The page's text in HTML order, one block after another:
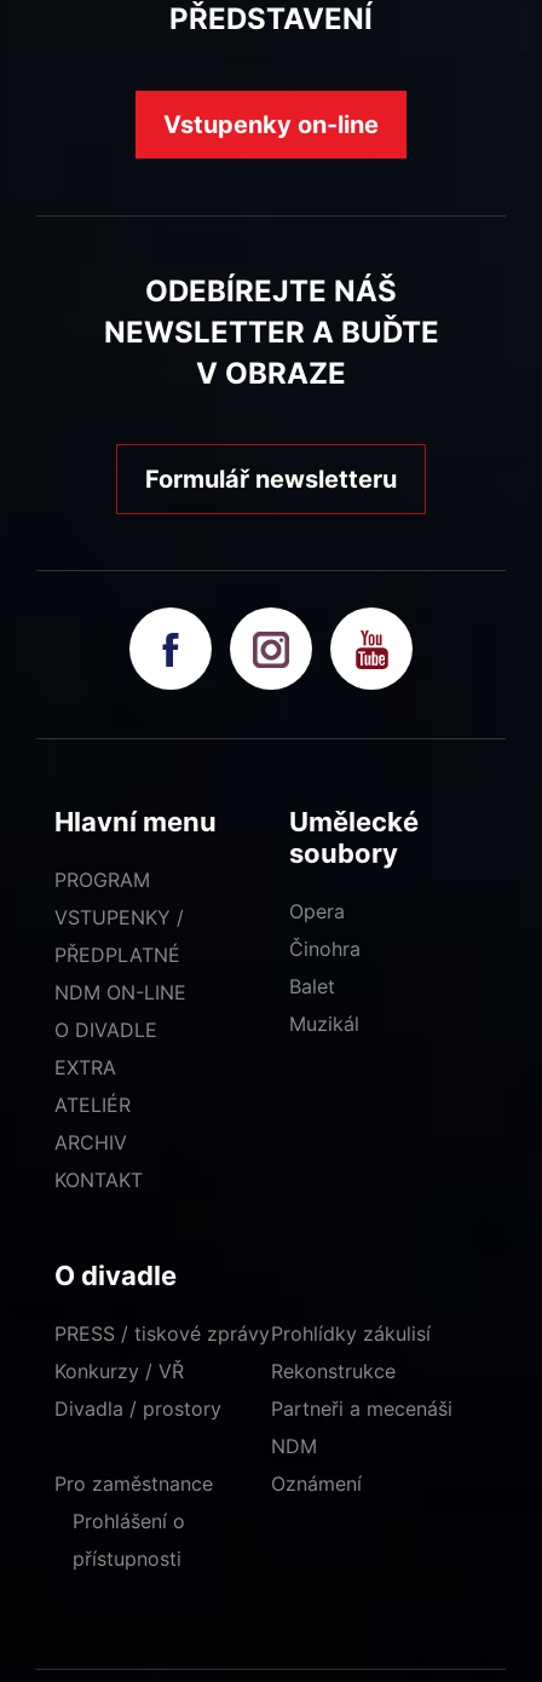
PŘEDSTAVENÍ
Vstupenky on-line
ODEBÍREJTE NÁŠ
NEWSLETTER A BUĎTE
V OBRAZE
Formulář newsletteru
Hlavní menu
PROGRAM
VSTUPENKY /
PŘEDPLATNÉ
NDM ON-LINE
O DIVADLE
EXTRA
ATELIÉR
ARCHIV
KONTAKT
Umělecké
soubory
Opera
Činohra
Balet
Muzikál
O divadle
PRESS / tiskové zprávy
Konkurzy / VŘ
Divadla / prostory
Prohlídky zákulisí
Rekonstrukce
Partneři a mecenáši
NDM
Pro zaměstnance
Oznámení
Prohlášení o
přístupnosti